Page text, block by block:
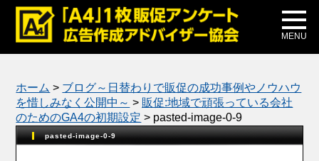
MENU
メディア掲載
公式ブログ
ホーム > ブログ～日替わりで販促の成功事例やノウハウ
を惜しみなく公開中～ > 販促:地域で頑張っている会社
のためのGA4の初期設定 > pasted-image-0-9
pasted-image-0-9